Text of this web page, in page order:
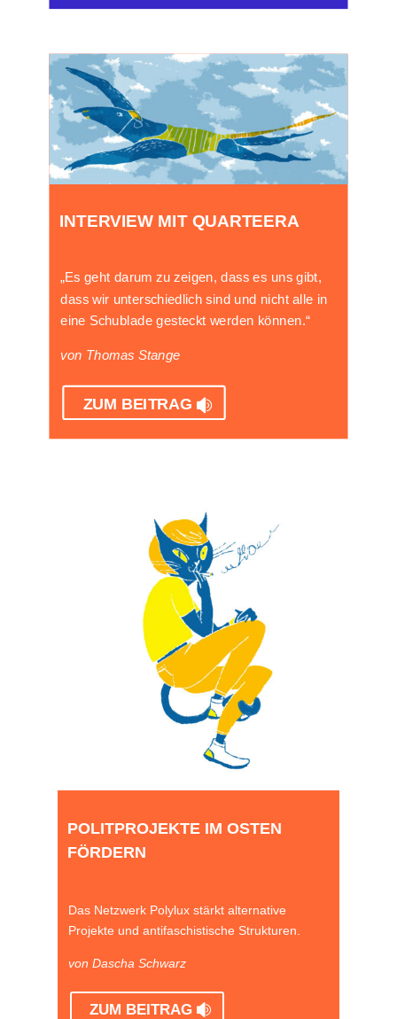
INTERVIEW MIT QUARTEERA
„Es geht darum zu zeigen, dass es uns gibt,
dass wir unterschiedlich sind und nicht alle in
eine Schublade gesteckt werden können.“
von Thomas Stange
ZUM BEITRAG
POLITPROJEKTE IM OSTEN
FÖRDERN
Das Netzwerk Polylux stärkt alternative
Projekte und antifaschistische Strukturen.
von Dascha Schwarz
ZUM BEITRAG